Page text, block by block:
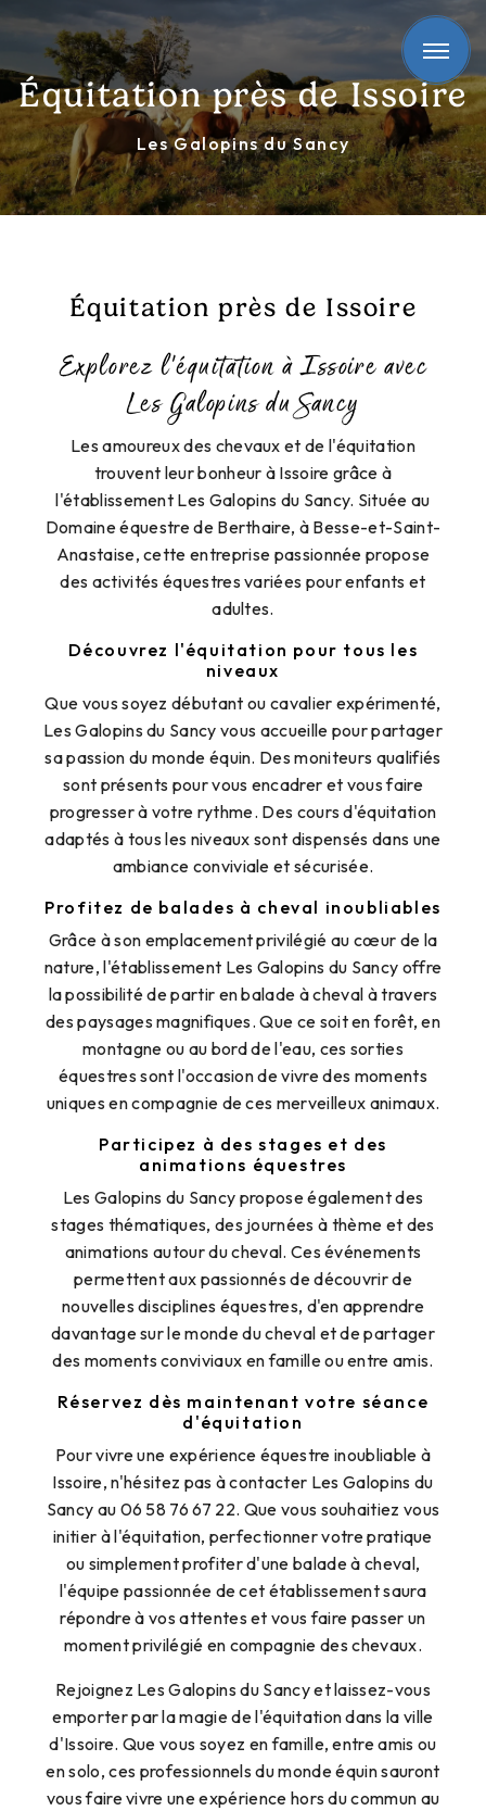
Équitation près de Issoire
Les Galopins du Sancy
Équitation près de Issoire
Explorez l'équitation à Issoire avec
Les Galopins du Sancy
Les amoureux des chevaux et de l'équitation
trouvent leur bonheur à Issoire grâce à
l'établissement Les Galopins du Sancy. Située au
Domaine équestre de Berthaire, à Besse-et-Saint-
Anastaise, cette entreprise passionnée propose
des activités équestres variées pour enfants et
adultes.
Découvrez l'équitation pour tous les
niveaux
Que vous soyez débutant ou cavalier expérimenté,
Les Galopins du Sancy vous accueille pour partager
sa passion du monde équin. Des moniteurs qualifiés
sont présents pour vous encadrer et vous faire
progresser à votre rythme. Des cours d'équitation
adaptés à tous les niveaux sont dispensés dans une
ambiance conviviale et sécurisée.
Profitez de balades à cheval inoubliables
Grâce à son emplacement privilégié au cœur de la
nature, l'établissement Les Galopins du Sancy offre
la possibilité de partir en balade à cheval à travers
des paysages magnifiques. Que ce soit en forêt, en
montagne ou au bord de l'eau, ces sorties
équestres sont l'occasion de vivre des moments
uniques en compagnie de ces merveilleux animaux.
Participez à des stages et des
animations équestres
Les Galopins du Sancy propose également des
stages thématiques, des journées à thème et des
animations autour du cheval. Ces événements
permettent aux passionnés de découvrir de
nouvelles disciplines équestres, d'en apprendre
davantage sur le monde du cheval et de partager
des moments conviviaux en famille ou entre amis.
Réservez dès maintenant votre séance
d'équitation
Pour vivre une expérience équestre inoubliable à
Issoire, n'hésitez pas à contacter Les Galopins du
Sancy au 06 58 76 67 22. Que vous souhaitiez vous
initier à l'équitation, perfectionner votre pratique
ou simplement profiter d'une balade à cheval,
l'équipe passionnée de cet établissement saura
répondre à vos attentes et vous faire passer un
moment privilégié en compagnie des chevaux.
Rejoignez Les Galopins du Sancy et laissez-vous
emporter par la magie de l'équitation dans la ville
d'Issoire. Que vous soyez en famille, entre amis ou
en solo, ces professionnels du monde équin sauront
vous faire vivre une expérience hors du commun au
Panneau de gestion des cookies